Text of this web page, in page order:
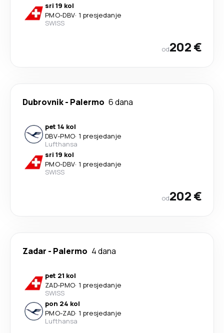
sri 19 kol
PMO-DBV· 1 presjedanje
SWISS
od202 €
Dubrovnik- Palermo 6 dana
pet 14 kol
DBV-PMO· 1 presjedanje
Lufthansa
sri 19 kol
PMO-DBV· 1 presjedanje
SWISS
od202 €
Zadar - Palermo 4 dana
pet 21 kol
ZAD-PMO· 1 presjedanje
SWISS
pon 24 kol
PMO-ZAD· 1 presjedanje
Lufthansa